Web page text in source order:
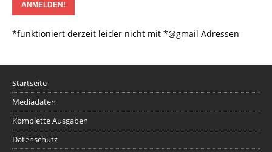
*funktioniert derzeit leider nicht mit *@gmail Adressen
Startseite
Mediadaten
Komplette Ausgaben
Datenschutz